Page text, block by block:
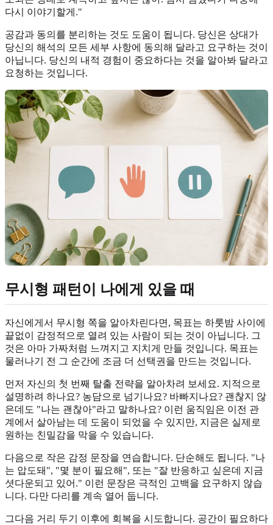
다시 이야기할게."
공감과 동의를 분리하는 것도 도움이 됩니다. 당신은 상대가
당신의 해석의 모든 세부 사항에 동의해 달라고 요구하는 것이
아닙니다. 당신의 내적 경험이 중요하다는 것을 알아봐 달라고
요청하는 것입니다.
무시형 패턴이 나에게 있을 때
자신에게서 무시형 쪽을 알아차린다면, 목표는 하룻밤 사이에
끝없이 감정적으로 열려 있는 사람이 되는 것이 아닙니다. 그
것은 아마 가짜처럼 느껴지고 지치게 만들 것입니다. 목표는
물러나기 전 그 순간에 조금 더 선택권을 만드는 것입니다.
먼저 자신의 첫 번째 탈출 전략을 알아차려 보세요. 지적으로
설명하려 하나요? 농담으로 넘기나요? 바빠지나요? 괜찮지 않
은데도 "나는 괜찮아"라고 말하나요? 이런 움직임은 이전 관
계에서 살아남는 데 도움이 되었을 수 있지만, 지금은 실제로
원하는 친밀감을 막을 수 있습니다.
다음으로 작은 감정 문장을 연습합니다. 단순해도 됩니다. "나
는 압도돼", "몇 분이 필요해", 또는 "잘 반응하고 싶은데 지금
셧다운되고 있어." 이런 문장은 극적인 고백을 요구하지 않습
니다. 다만 다리를 계속 열어 둡니다.
그다음 거리 두기 이후에 회복을 시도합니다. 공간이 필요하다